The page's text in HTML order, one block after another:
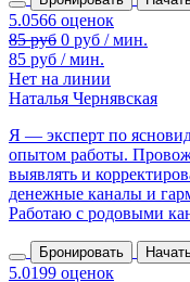
85 руб 0 руб / мин.
85 руб / мин.
Нет на линии
Наталья Чернявская
Я — эксперт по
опытом работы.
выявлять и
денежные каналы и
Работаю с родовыми
Бронировать